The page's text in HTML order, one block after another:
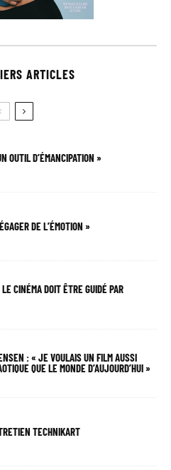
ARTICLES
OUTIL D’ÉMANCIPATION »
DE L’ÉMOTION »
CINÉMA DOIT ÊTRE GUIDÉ PAR
: « JE VOULAIS UN FILM AUSSI
QUE LE MONDE D’AUJOURD’HUI »
TECHNIKART